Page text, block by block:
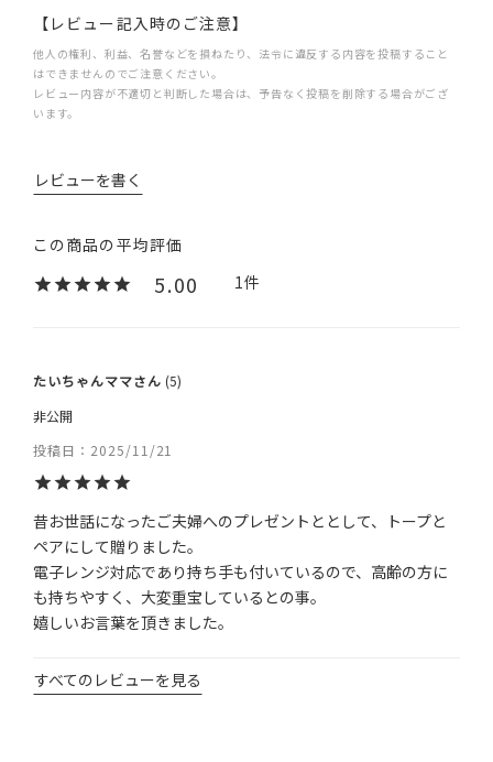
【レビュー記入時のご注意】
他人の権利、利益、名誉などを損ねたり、法令に違反する内容を投稿すること
はできませんのでご注意ください。
レビュー内容が不適切と判断した場合は、予告なく投稿を削除する場合がござ
います。
5.00 1
たいちゃんママ
5
非公開
投稿日
2025/11/21
昔お世話になったご夫婦へのプレゼントととして、トープと
ペアにして贈りました。
電子レンジ対応であり持ち手も付いているので、高齢の方に
も持ちやすく、大変重宝しているとの事。
嬉しいお言葉を頂きました。
すべてのレビューを見る
レビューを書く